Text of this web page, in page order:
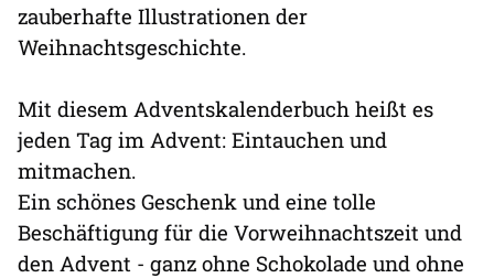
zauberhafte Illustrationen der
Weihnachtsgeschichte.
Mit diesem Adventskalenderbuch heißt es
jeden Tag im Advent: Eintauchen und
mitmachen.
Ein schönes Geschenk und eine tolle
Beschäftigung für die Vorweihnachtszeit und
den Advent - ganz ohne Schokolade und ohne